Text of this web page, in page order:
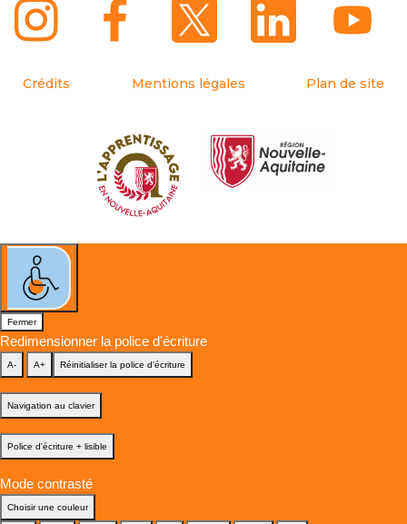
Crédits Mentions légales Plan de site
Fermer
Redimensionner la police d'écriture
A- A+ Réinitialiser la police d'écriture
Navigation au clavier
Police d'écriture + lisible
Mode contrasté
Choisir une couleur